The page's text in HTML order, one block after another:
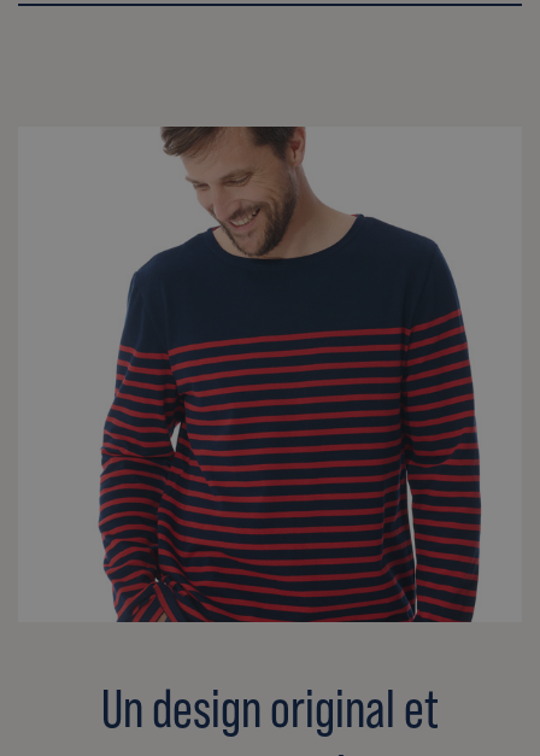
Un design original et